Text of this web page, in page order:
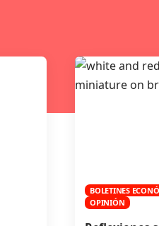
BOLETINES
OPINIÓN